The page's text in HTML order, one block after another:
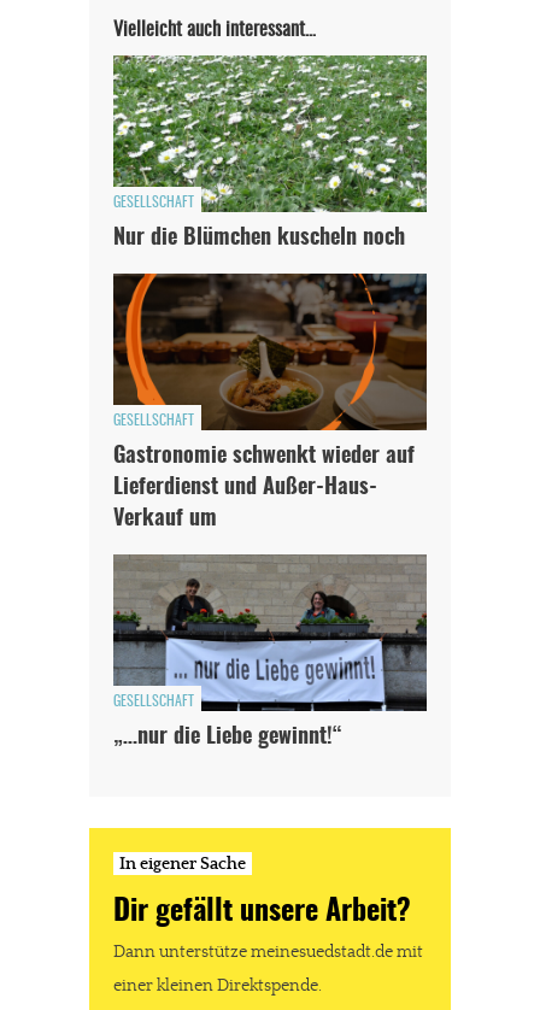
Vielleicht auch interessant…
GESELLSCHAFT
Nur die Blümchen kuscheln noch
GESELLSCHAFT
Gastronomie schwenkt wieder auf
Lieferdienst und Außer-Haus-
Verkauf um
GESELLSCHAFT
„…nur die Liebe gewinnt!“
In eigener Sache
Dir gefällt unsere Arbeit?
Dann unterstütze meinesuedstadt.de mit
einer kleinen Direktspende.